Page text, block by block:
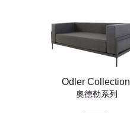
Odler Collection
奧德勒系列